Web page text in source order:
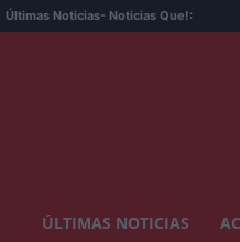
Últimas Noticias- Noticias Que!:
ÚLTIMAS NOTICIAS